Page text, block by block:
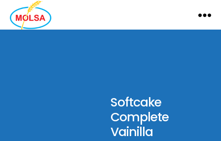
Softcake
Complete
Vainilla